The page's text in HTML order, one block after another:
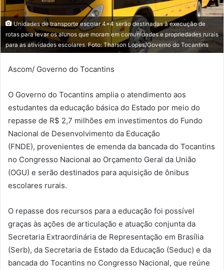
a
i
Unidades de transporte escolar 4x4 serão destinadas à execução de
rotas para levar os alunos que moram em comunidades e propriedades rurais
para as atividades escolares. Foto: Tharson Lopes/Governo do Tocantins
Ascom/ Governo do Tocantins
O Governo do Tocantins amplia o atendimento aos
estudantes da educação básica do Estado por meio do
repasse de R$ 2,7 milhões em investimentos do Fundo
Nacional de Desenvolvimento da Educação
(FNDE), provenientes de emenda da bancada do Tocantins
no Congresso Nacional ao Orçamento Geral da União
(OGU) e serão destinados para aquisição de ônibus
escolares rurais.
O repasse dos recursos para a educação foi possível
graças às ações de articulação e atuação conjunta da
Secretaria Extraordinária de Representação em Brasília
(Serb), da Secretaria de Estado da Educação (Seduc) e da
bancada do Tocantins no Congresso Nacional, que reúne